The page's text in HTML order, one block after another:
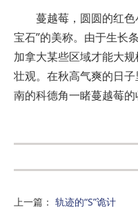
蔓越莓，圆圆的红
宝石”的美称。由于生长
加拿大某些区域才能大
壮观。在秋高气爽的日
南的科德角一睹蔓越莓的
上一篇 ： 轨迹的“S”诡计